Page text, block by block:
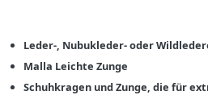
Leder-, Nubukleder- oder
Malla Leichte Zunge
Schuhkragen und Zunge, die für